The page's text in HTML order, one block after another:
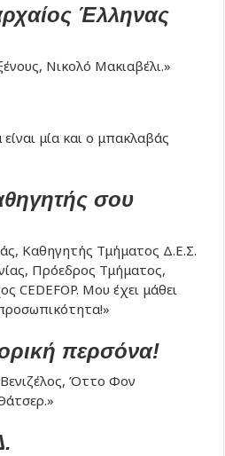
Έλληνας
Νικολό Μακιαβέλι.»
μία και ο μπακλαβάς
σου
Καθηγητής Τμήματος Δ.Ε.Σ.
Πρόεδρος Τμήματος,
CEDEFOP. Μου έχει μάθει
περσόνα!
Όττο Φον